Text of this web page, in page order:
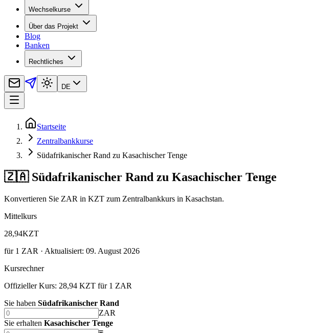
Wechselkurse
Über das Projekt
Blog
Banken
Rechtliches
DE
Startseite
Zentralbankkurse
Südafrikanischer Rand zu Kasachischer Tenge
🇿🇦 Südafrikanischer Rand zu Kasachischer Tenge
Konvertieren Sie ZAR in KZT zum Zentralbankkurs in Kasachstan.
Mittelkurs
28,94KZT
für1 ZAR · Aktualisiert: 09. August 2026
Kursrechner
Offizieller Kurs: 28,94 KZT für 1 ZAR
Sie haben Südafrikanischer Rand
ZAR
Sie erhalten Kasachischer Tenge